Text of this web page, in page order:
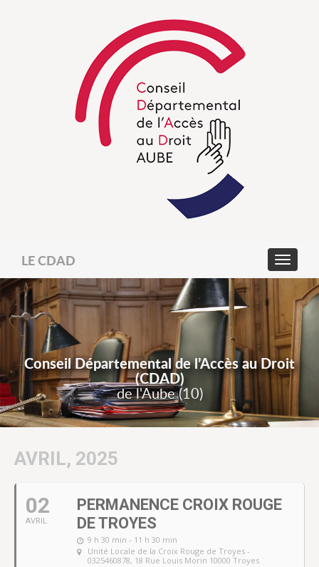
LE CDAD
Conseil Départemental de l’Accès au Droit
(CDAD)
de l'Aube (10)
AVRIL, 2025
02
AVRIL
PERMANENCE CROIX ROUGE
DE TROYES
9 h 30 min - 11 h 30 min
Unité Locale de la Croix Rouge de Troyes -
0325460878, 18 Rue Louis Morin 10000 Troyes